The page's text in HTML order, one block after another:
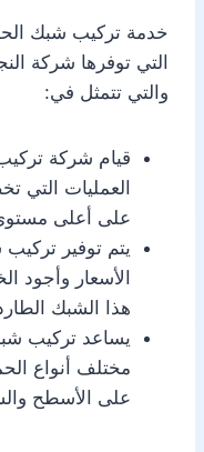
خدمة تركيب شبك
التي توفرها شركة
والتي تتمثل في:
قيام شركة
العمليات التي
على أعلى
يتم توفير
الأسعار وأجود
هذا الشبك
يساعد تركيب
مختلف أنواع
على الأسطح